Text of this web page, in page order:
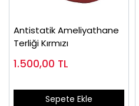
Antistatik Ameliyathane
Terliği Kırmızı
1.500,00 TL
Sepete Ekle